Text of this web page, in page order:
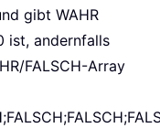
gibt WAHR
ist, andernfalls
FALSCH-Array